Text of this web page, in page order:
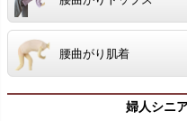
腰曲がり肌着
婦人シニ